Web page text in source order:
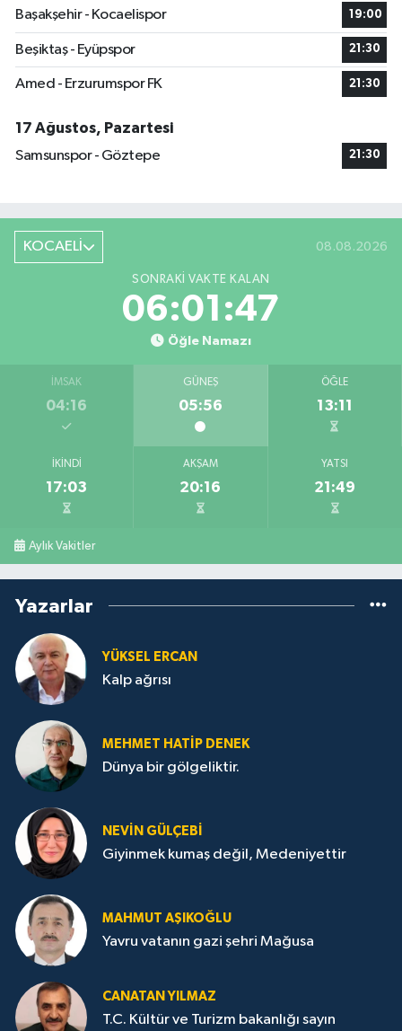
Başakşehir - Kocaelispor
19:00
Beşiktaş - Eyüpspor 21:30
Amed - Erzurumspor FK 21:30
17 Ağustos, Pazartesi
Samsunspor - Göztepe
21:30
KOCAELİ 08.08.2026
SONRAKI VAKTE KALAN
06:01:47
Öğle Namazı
İMSAK
04:16
GÜNEŞ
05:56
ÖĞLE
13:11
İKINDI
17:03
AKŞAM
20:16
YATSI
21:49
Aylık Vakitler
Yazarlar
YÜKSEL ERCAN
Kalp ağrısı
MEHMET HATİP DENEK
Dünya bir gölgeliktir.
NEVİN GÜLÇEBİ
Giyinmek kumaş değil, Medeniyettir
MAHMUT AŞIKOĞLU
Yavru vatanın gazi şehri Mağusa
CANATAN YILMAZ
T.C. Kültür ve Turizm bakanlığı sayın